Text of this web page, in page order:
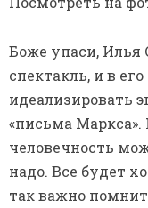
Боже упаси, Илья
спектакль, и в
идеализировать
«письма Маркса».
человечность
надо. Все будет
так важно